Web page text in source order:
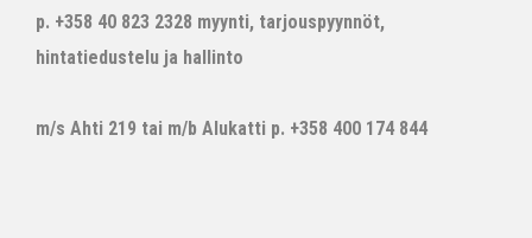
p. +358 40 823 2328 myynti, tarjouspyynnöt,
hintatiedustelu ja hallinto
m/s Ahti 219 tai m/b Alukatti p. +358 400 174 844